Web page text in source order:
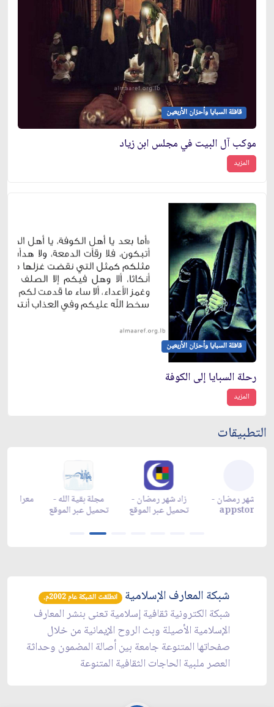
قافلة السبايا وأحزان الأربعين
موكب آل البيت في مجلس ابن زياد
المزيد
قافلة السبايا وأحزان الأربعين
رحلة السبايا إلى الكوفة
المزيد
التطبيقات
زاد شهر رمضان -
تحميل عبر الموقع
زاد شهر رمضان -
appstore
زاد شهر رمضان -
appgallery
شبكة المعارف الإسلامية انطلقت الشبكة عام 2002م.
شبكة الكترونية ثقافية إسلامية تعنى بنشر المعارف
الإسلامية الأصيلة وبث الروح الإيمانية من خلال
صفحاتها المتنوعة جامعة بين أصالة المضمون وحداثة
العصر ملبية الحاجات الثقافية المتنوعة